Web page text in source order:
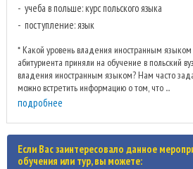
учеба в польше: курс польского языка
поступление: язык
* Какой уровень владения иностранным
абитуриента приняли на обучение в польский
владения иностранным языком? Нам часто
можно встретить информацию о том, что ...
подробнее
Если Вас заинтересовало данное
обучения или тур, вы можете: